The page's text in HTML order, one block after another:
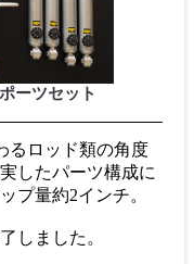
ーツセット
るロッド類の角度
したパーツ構成に
プ量約2インチ。
しました。